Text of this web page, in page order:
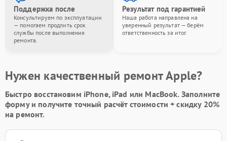
Поддержка после
Консультируем по эксплуатации
— помогаем продлить срок
службы после выполнения
ремонта.
Результат под гарантией
Наша работа направлена на
уверенный результат — берём
ответственность за итог.
Нужен качественный ремонт Apple?
Быстро восстановим iPhone, iPad или MacBook. Заполните
формуи получите точный расчёт стоимости +скидку 20%
на ремонт.